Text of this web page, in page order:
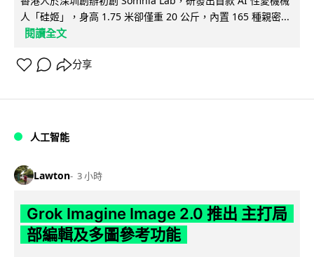
人「硅姬」，身高 1.75 米卻僅重 20 公斤，內置 165 種親密...
閱讀全文
分享
人工智能
Lawton 3 小時
Grok Imagine Image 2.0 推出 主打局
部編輯及多圖參考功能